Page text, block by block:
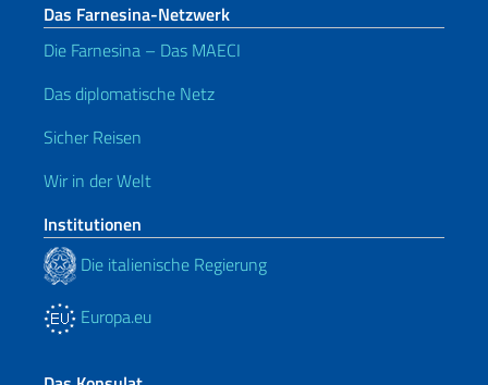
Das Farnesina-Netzwerk
Die Farnesina – Das MAECI
Das diplomatische Netz
Sicher Reisen
Wir in der Welt
Institutionen
Die italienische Regierung
Europa.eu